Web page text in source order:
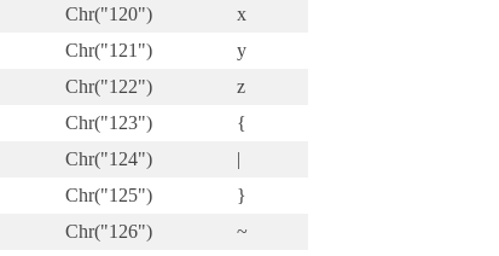
Chr("120")
x
Chr("121")
y
Chr("122")
z
Chr("123")
{
Chr("124")
|
Chr("125")
}
Chr("126")
~